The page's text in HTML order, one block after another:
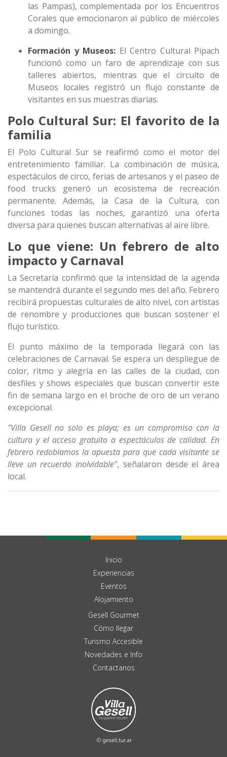
las Pampas), complementada por los Encuentros
Corales que emocionaron al público de miércoles
a domingo.
Formación y Museos: El Centro Cultural Pipach
funcionó como un faro de aprendizaje con sus
talleres abiertos, mientras que el circuito de
Museos locales registró un flujo constante de
visitantes en sus muestras diarias.
Polo Cultural Sur: El favorito de la
familia
El Polo Cultural Sur se reafirmó como el motor del
entretenimiento familiar. La combinación de música,
espectáculos de circo, ferias de artesanos y el paseo de
food trucks generó un ecosistema de recreación
permanente. Además, la Casa de la Cultura, con
funciones todas las noches, garantizó una oferta
diversa para quienes buscan alternativas al aire libre.
Lo que viene: Un febrero de alto
impacto y Carnaval
La Secretaría confirmó que la intensidad de la agenda
se mantendrá durante el segundo mes del año. Febrero
recibirá propuestas culturales de alto nivel, con artistas
de renombre y producciones que buscan sostener el
flujo turístico.
El punto máximo de la temporada llegará con las
celebraciones de Carnaval. Se espera un despliegue de
color, ritmo y alegría en las calles de la ciudad, con
desfiles y shows especiales que buscan convertir este
fin de semana largo en el broche de oro de un verano
excepcional.
"Villa Gesell no solo es playa; es un compromiso con la
cultura y el acceso gratuito a espectáculos de calidad. En
febrero redoblamos la apuesta para que cada visitante se
lleve un recuerdo inolvidable", señalaron desde el área
local.
Inicio
Experiencias
Eventos
Alojamiento
Gesell Gourmet
Cómo llegar
Turismo Accesible
Novedades e Info
Contactanos